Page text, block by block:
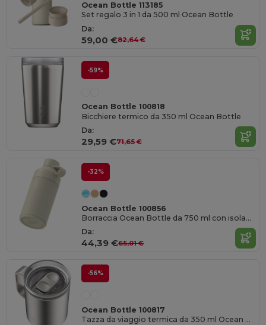
Ocean Bottle 113185
Set regalo 3 in 1 da 500 ml Ocean Bottle
Da:
59,00 €82,64 €
-59%
Ocean Bottle 100818
Bicchiere termico da 350 ml Ocean Bottle
Da:
29,59 €71,65 €
-32%
Ocean Bottle 100856
Borraccia Ocean Bottle da 750 ml con isolamento sottovuoto
Da:
44,39 €65,01 €
-56%
Ocean Bottle 100817
Tazza da viaggio termica da 350 ml Ocean Bottle